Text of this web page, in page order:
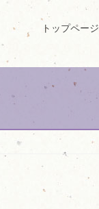
トップページ